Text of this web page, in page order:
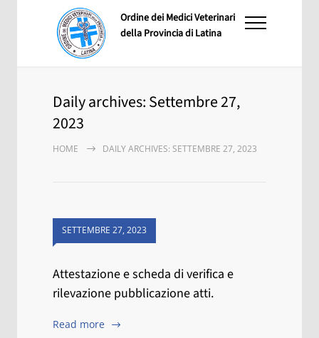
Ordine dei Medici Veterinari
della Provincia di Latina
Daily archives: Settembre 27,
2023
HOME DAILY ARCHIVES: SETTEMBRE 27, 2023
SETTEMBRE 27, 2023
Attestazione e scheda di verifica e
rilevazione pubblicazione atti.
Read more